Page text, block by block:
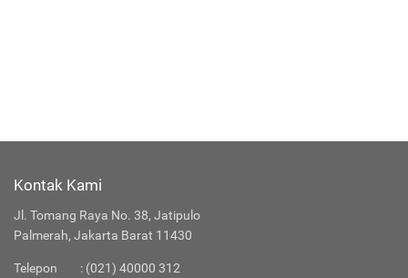
Kontak Kami
Jl. Tomang Raya No. 38, Jatipulo
Palmerah, Jakarta Barat 11430
Telepon : (021) 40000 312